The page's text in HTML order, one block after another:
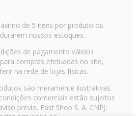
de 5 itens por produto ou
nossos estoques.
de pagamento válidos
compras efetuadas no site,
na rede de lojas físicas.
são meramente ilustrativas.
comerciais estão sujeitos
prévio. Fast Shop S. A. CNPJ: